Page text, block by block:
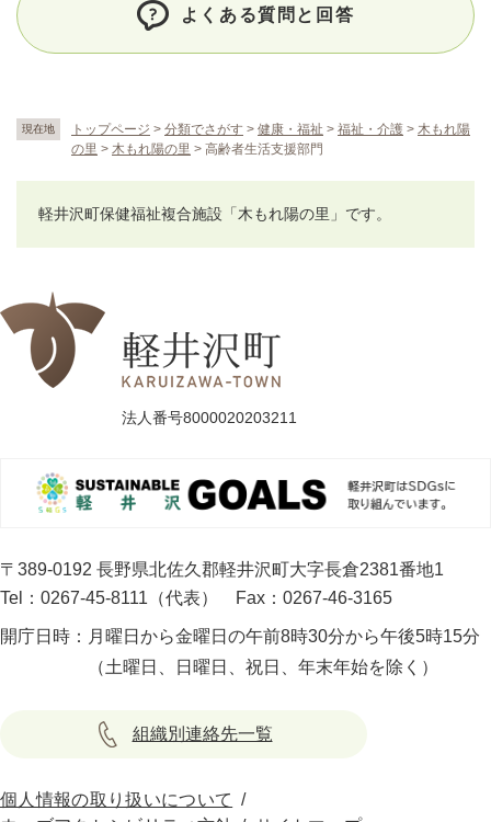
現在地 トップページ > 分類でさがす > 健康・福祉 > 福祉・介護 > 木もれ陽
の里 > 木もれ陽の里 > 高齢者生活支援部門
よくある質問と回答
軽井沢町保健福祉複合施設「木もれ陽の里」です。
法人番号8000020203211
〒389-0192 長野県北佐久郡軽井沢町大字長倉2381番地1
Tel：0267-45-8111（代表）
Fax：0267-46-3165
開庁日時： 月曜日から金曜日の午前8時30分から午後5時15分
（土曜日、日曜日、祝日、年末年始を除く）
組織別連絡先一覧
個人情報の取り扱いについて